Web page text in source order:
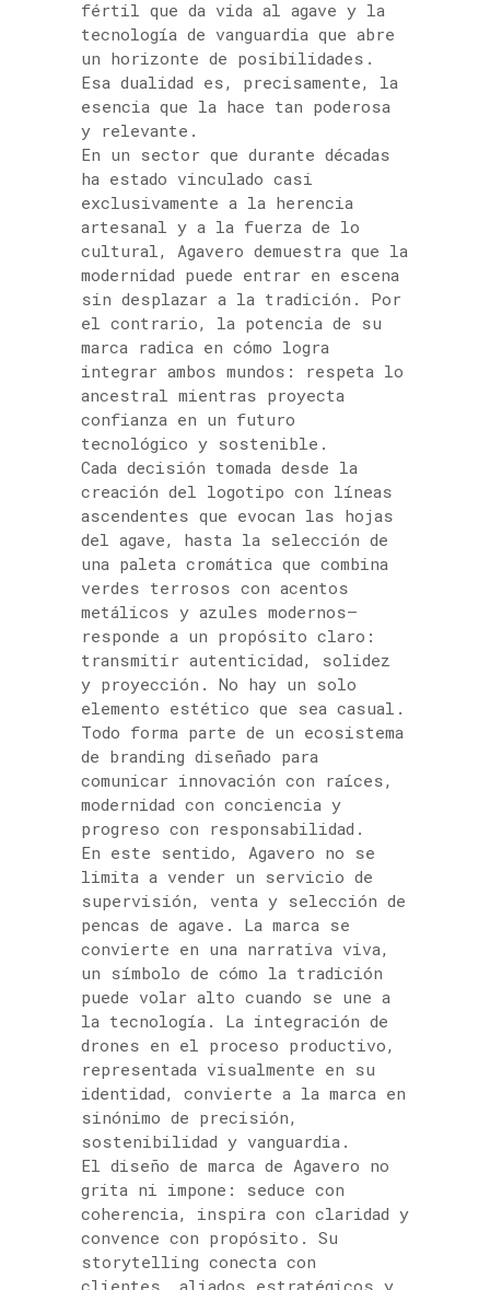
fértil que da vida al agave y la
tecnología de vanguardia que abre
un horizonte de posibilidades.
Esa dualidad es, precisamente, la
esencia que la hace tan poderosa
y relevante.
En un sector que durante décadas
ha estado vinculado casi
exclusivamente a la herencia
artesanal y a la fuerza de lo
cultural, Agavero demuestra que la
modernidad puede entrar en escena
sin desplazar a la tradición. Por
el contrario, la potencia de su
marca radica en cómo logra
integrar ambos mundos: respeta lo
ancestral mientras proyecta
confianza en un futuro
tecnológico y sostenible.
Cada decisión tomada desde la
creación del logotipo con líneas
ascendentes que evocan las hojas
del agave, hasta la selección de
una paleta cromática que combina
verdes terrosos con acentos
metálicos y azules modernos—
responde a un propósito claro:
transmitir autenticidad, solidez
y proyección. No hay un solo
elemento estético que sea casual.
Todo forma parte de un ecosistema
de branding diseñado para
comunicar innovación con raíces,
modernidad con conciencia y
progreso con responsabilidad.
En este sentido, Agavero no se
limita a vender un servicio de
supervisión, venta y selección de
pencas de agave. La marca se
convierte en una narrativa viva,
un símbolo de cómo la tradición
puede volar alto cuando se une a
la tecnología. La integración de
drones en el proceso productivo,
representada visualmente en su
identidad, convierte a la marca en
sinónimo de precisión,
sostenibilidad y vanguardia.
El diseño de marca de Agavero no
grita ni impone: seduce con
coherencia, inspira con claridad y
convence con propósito. Su
storytelling conecta con